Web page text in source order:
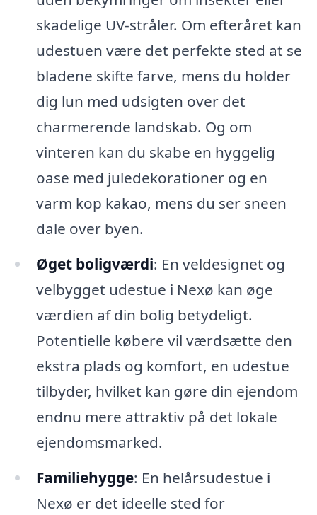
skadelige UV-stråler. Om efteråret kan
udestuen være det perfekte sted at se
bladene skifte farve, mens du holder
dig lun med udsigten over det
charmerende landskab. Og om
vinteren kan du skabe en hyggelig
oase med juledekorationer og en
varm kop kakao, mens du ser sneen
dale over byen.
Øget boligværdi: En veldesignet og
velbygget udestue i Nexø kan øge
værdien af din bolig betydeligt.
Potentielle købere vil værdsætte den
ekstra plads og komfort, en udestue
tilbyder, hvilket kan gøre din ejendom
endnu mere attraktiv på det lokale
ejendomsmarked.
Familiehygge: En helårsudestue i
Nexø er det ideelle sted for